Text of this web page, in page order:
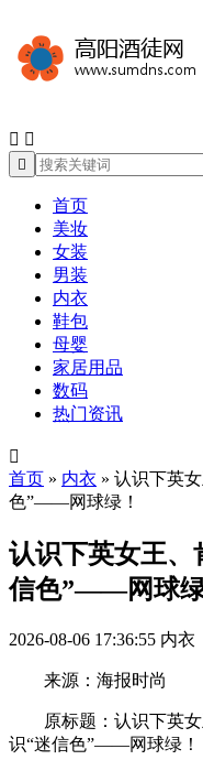
 

首页
美妆
女装
男装
内衣
鞋包
母婴
家居用品
数码
热门资讯

首页 » 内衣 » 认识下英
色”——网球绿！
认识下英女王、
信色”——网球绿
2026-08-06 17:36:55 内衣
来源：海报时尚
原标题：认识下英女
识“迷信色”——网球绿！